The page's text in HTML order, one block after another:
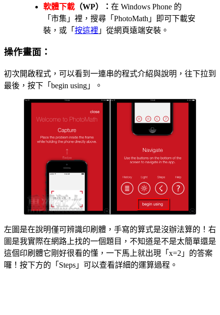
軟體下載 （WP）： 在 Windows Phone 的
「市集」裡，搜尋「PhotoMath」即可下載安
裝，或「 按這裡 」從網頁遠端安裝。
操作畫面：
初次開啟程式，可以看到一連串的程式介紹與說明，往下拉到
最後，按下「begin using」。
左圖是在說明僅可辨識印刷體，手寫的算式是沒辦法算的！右
圖是我實際在網路上找的一個題目，不知道是不是太簡單還是
這個印刷體它剛好很看的懂，一下馬上就出現「x=2」的答案
囉！按下方的「Steps」可以查看詳細的運算過程。